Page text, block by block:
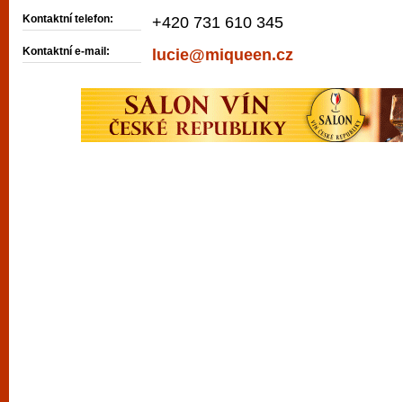
Kontaktní telefon: +420 731 610 345
Kontaktní e-mail: lucie@miqueen.cz